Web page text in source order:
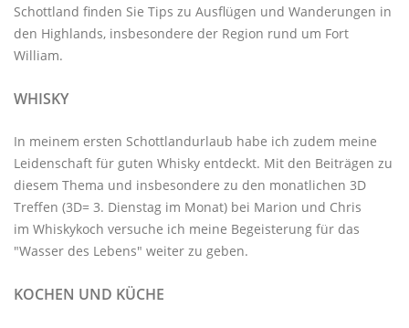
Schottland finden Sie Tips zu Ausflügen und Wanderungen in
den Highlands, insbesondere der Region rund um Fort
William.
WHISKY
In meinem ersten Schottlandurlaub habe ich zudem meine
Leidenschaft für guten Whisky entdeckt. Mit den Beiträgen zu
diesem Thema und insbesondere zu den monatlichen 3D
Treffen (3D= 3. Dienstag im Monat) bei Marion und Chris
im Whiskykoch versuche ich meine Begeisterung für das
"Wasser des Lebens" weiter zu geben.
KOCHEN UND KÜCHE